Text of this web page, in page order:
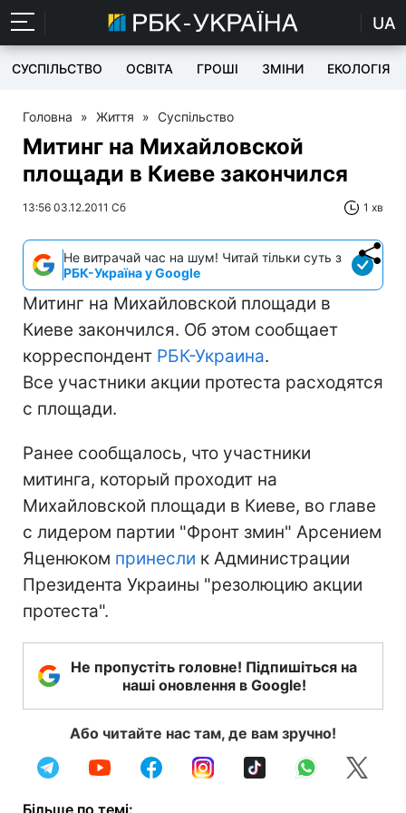
UA
СУСПІЛЬСТВО ОСВІТА ГРОШІ ЗМІНИ ЕКОЛОГІЯ
Головна » Життя » Суспільство
Митинг на Михайловской
площади в Киеве закончился
13:56 03.12.2011 Сб 1 хв
Не витрачай час на шум! Читай тільки суть з
РБК-Україна у Google
Митинг на Михайловской площади в
Киеве закончился. Об этом сообщает
корреспондент РБК-Украина.
Все участники акции протеста расходятся
с площади.
Ранее сообщалось, что участники
митинга, который проходит на
Михайловской площади в Киеве, во главе
с лидером партии "Фронт змин" Арсением
Яценюком принесли к Администрации
Президента Украины "резолюцию акции
протеста".
Не пропустіть головне! Підпишіться на
наші оновлення в Google!
Або читайте нас там, де вам зручно!
Більше по темі: